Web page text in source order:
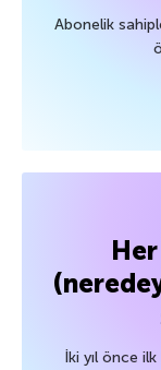
Abonelik
İki yıl önce